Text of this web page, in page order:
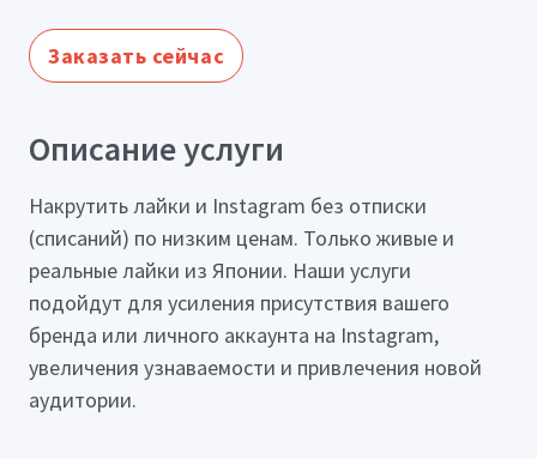
Заказать сейчас
Описание услуги
Накрутить лайки и Instagram без отписки
(списаний) по низким ценам. Только живые и
реальные лайки из Японии. Наши услуги
подойдут для усиления присутствия вашего
бренда или личного аккаунта на Instagram,
увеличения узнаваемости и привлечения новой
аудитории.